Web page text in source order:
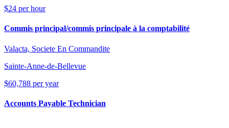
$24 per hour
Commis principal/commis principale à la comptabilité
Valacta, Societe En Commandite
Sainte-Anne-de-Bellevue
$60,788 per year
Accounts Payable Technician